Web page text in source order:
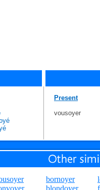
Present
vousoyer
bornoyer
blondoyer